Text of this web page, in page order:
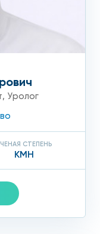
, Уролог
СТЕПЕНЬ
КМН